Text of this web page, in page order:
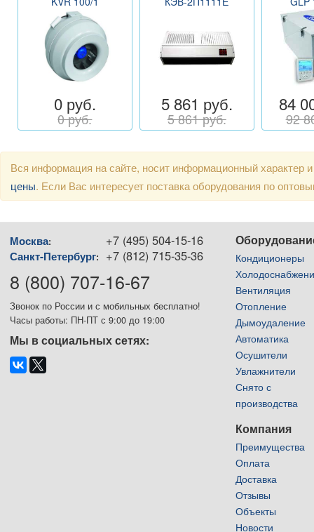
0 руб.
0 руб.
5 861 руб.
5 861 руб.
84
92
Вся информация на сайте, носит информационный
цены. Если Вас интересует поставка оборудования по
Москва: +7 (495) 504-15-16
Санкт-Петербург: +7 (812) 715-35-36
8 (800) 707-16-67
Звонок по России и с мобильных бесплатно!
Часы работы: ПН-ПТ с 9:00 до 19:00
Мы в социальных сетях:
Кондиционеры
Вентиляция
Отопление
Дымоудаление
Автоматика
Осушители
Увлажнители
Снято с
производства
Компания
Преимущества
Оплата
Доставка
Отзывы
Объекты
Новости